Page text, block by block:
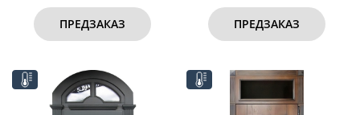
ПРЕДЗАКАЗ ПРЕДЗАКАЗ